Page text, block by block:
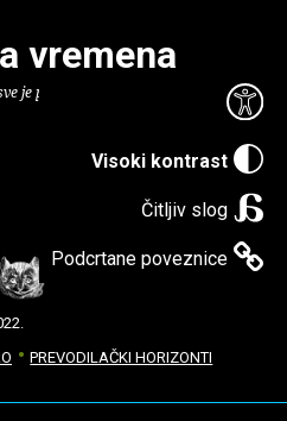
Visoki kontrast
Čitljiv slog
Podcrtane poveznice
vremena
je puno knjiga.
PREVODILAČKI HORIZONTI